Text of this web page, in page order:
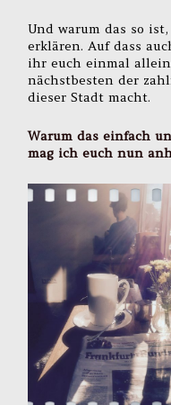
Und warum das so
erklären. Auf dass
ihr euch einmal
nächstbesten der
dieser Stadt macht.
Warum das einfach
mag ich euch nun